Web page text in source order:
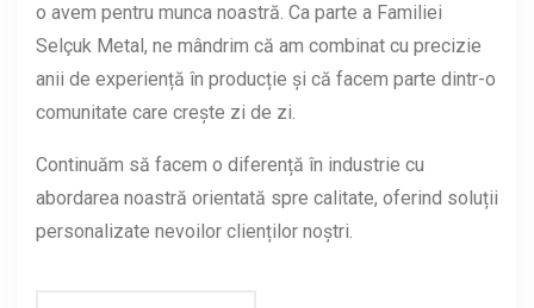
o avem pentru munca noastră. Ca parte a Familiei
Selçuk Metal, ne mândrim că am combinat cu precizie
anii de experiență în producție și că facem parte dintr-o
comunitate care crește zi de zi.
Continuăm să facem o diferență în industrie cu
abordarea noastră orientată spre calitate, oferind soluții
personalizate nevoilor clienților noștri.